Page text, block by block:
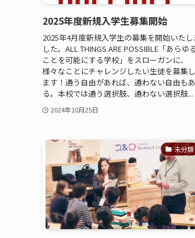
2025年度新規入学生募集開始
2025年4月度新規入学生の募集を開始いたし
した。ALL THINGS ARE POSSIBLE「あらゆる
ことを可能にする学校」をスローガンに、
様々なことにチャレンジしたい生徒を募集し
ます！通う自由があれば、通わない自由もあ
る。本校では通う選択肢、通わない選択肢...
2024年10月25日
未分類